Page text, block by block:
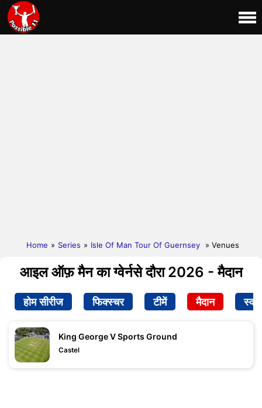
Home » Series » Isle Of Man Tour Of Guernsey » Venues
आइल ऑफ़ मैन का ग्वेर्नसे दौरा 2026 - मैदान
होम सीरीज फिक्स्चर टीमें मैदान
King George V Sports Ground
Castel